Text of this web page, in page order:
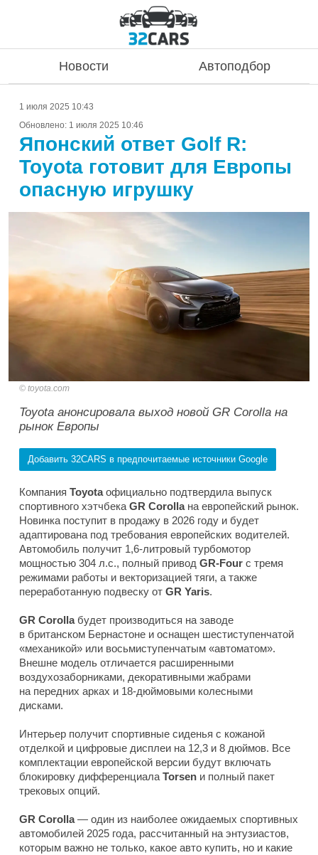
Новости Автоподбор
1 июля 2025 10:43
Обновлено: 1 июля 2025 10:46
Японский ответ Golf R:
Toyota готовит для Европы
опасную игрушку
toyota.com
Toyota анонсировала выход новой GR Corolla на
рынок Европы
Добавить 32CARS в предпочитаемые источники Google
Компания Toyotaофициально подтвердила выпуск
спортивного хэтчбека GR Corolla на европейский рынок.
Новинка поступит в продажу в 2026 году и будет
адаптирована под требования европейских водителей.
Автомобиль получит 1,6-литровый турбомотор
мощностью 304 л.с., полный привод GR-Four с тремя
режимами работы и векторизацией тяги, а также
переработанную подвеску от GR Yaris.
GR Corolla будет производиться на заводе
в британском Бернастоне и оснащен шестиступенчатой
«механикой» или восьмиступенчатым «автоматом».
Внешне модель отличается расширенными
воздухозаборниками, декоративными жабрами
на передних арках и 18-дюймовыми колесными
дисками.
Интерьер получит спортивные сиденья с кожаной
отделкой и цифровые дисплеи на 12,3 и 8 дюймов. Все
комплектации европейской версии будут включать
блокировку дифференциала Torsen и полный пакет
трековых опций.
GR Corolla— один из наиболее ожидаемых спортивных
автомобилей 2025 года, рассчитанный на энтузиастов,
которым важно не только, какое авто купить, но и какие